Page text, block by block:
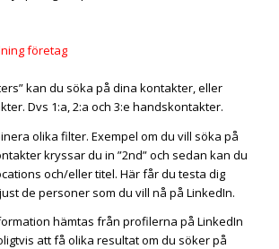
kan du söka på dina kontakter, eller
Dvs 1:a, 2:a och 3:e handskontakter.
olika filter. Exempel om du vill söka på
kryssar du in ”2nd” och sedan kan du
och/eller titel. Här får du testa dig
de personer som du vill nå på LinkedIn.
hämtas från profilerna på LinkedIn
att få olika resultat om du söker på